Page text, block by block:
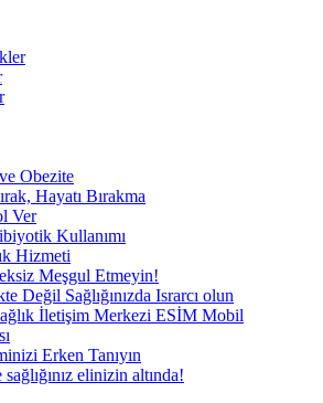
Obezite
Hayatı Bırakma
Ver
Kullanımı
Hizmeti
Meşgul Etmeyin!
Değil Sağlığınızda Israrcı olun
İletişim Merkezi ESİM Mobil
Erken Tanıyın
elinizin altında!